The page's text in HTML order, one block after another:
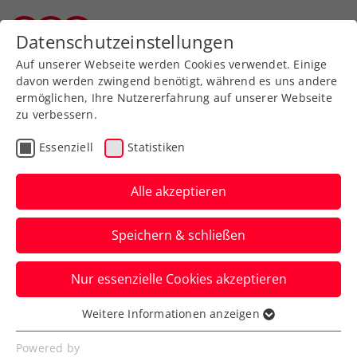
Zurück zur Newsübersicht
Turniere
Erste Bank Open:
Viertelfinale mit neuen
Gesichtern
Jack Draper, Tomás Machác und Jakub
Mensík stehen beim ATP-Turnier in Wien
unter den letzten Acht.
Verfasst von: Manuel Wachta, 24.10.2024
Datenschutzeinstellungen
Auf unserer Webseite werden Cookies verwendet. Einige
davon werden zwingend benötigt, während es uns andere
ermöglichen, Ihre Nutzererfahrung auf unserer Webseite
zu verbessern.
Essenziell Statistiken
Alle akzeptieren
Speichern & schließen
Nur essenzielle Cookies akzeptieren
Essenziell
Essenzielle Cookies werden für grundlegende
Weitere Informationen anzeigen
Powered by